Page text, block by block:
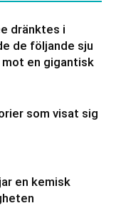
dränktes i
de följande sju
en gigantisk
som visat sig
en kemisk